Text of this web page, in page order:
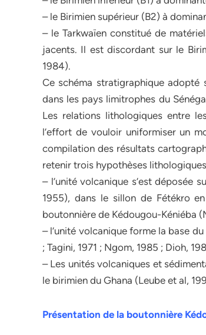
– le Birimien supérieur (B2) à
– le Tarkwaïen constitué de
jacents. Il est discordant sur le
1984).
Ce schéma stratigraphique adopté
dans les pays limitrophes du
Les relations lithologiques entre
l’effort de vouloir uniformiser un
compilation des résultats
retenir trois hypothèses
– l’unité volcanique s’est déposée
1955), dans le sillon de Fétékro
boutonnière de Kédougou-Kéniéba
– l’unité volcanique forme la base
; Tagini, 1971 ; Ngom, 1985 ; Dioh,
– Les unités volcaniques et
le birimien du Ghana (Leube et al,
Présentation de la boutonnière